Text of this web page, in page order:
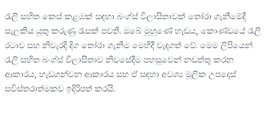
රැලි සහිත කෙස් කළඹක් සඳහා බංග්ස් විලාසිතාවක් තෝරා ගැනීමේදී
සැලකිය යුතු කරුණු රැසක් පවතී. ඔබේ මුහුණේ හැඩය, කොණ්ඩයේ රැලි
රටාව සහ නිවැරදි දිග තෝරා ගැනීම මෙහිදී වැදගත් වේ. මෙම ලිපියෙන්
රැලි සහිත බංග්ස් විලාසිතාව නිවසේදීම පහසුවෙන් නඩත්තු කරන
ආකාරය, හැඩගන්වන ආකාරය සහ ඒ සඳහා අවශ්‍ය මූලික උපදෙස්
සවිස්තරාත්මකව ඉදිරිපත් කරයි.